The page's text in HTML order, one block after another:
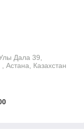
Дала 39,
Астана, Казахстан